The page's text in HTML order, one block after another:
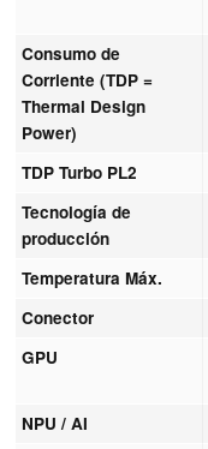
Consumo de
Corriente (TDP =
Thermal Design
Power)
TDP Turbo PL2
Tecnología de
producción
Temperatura Máx.
Conector
GPU
NPU / AI